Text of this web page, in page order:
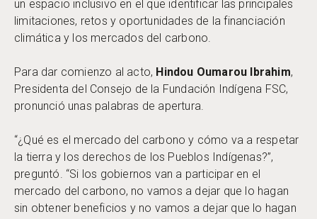
un espacio inclusivo en el que identificar las principales
limitaciones, retos y oportunidades de la financiación
climática y los mercados del carbono.
Para dar comienzo al acto, Hindou Oumarou Ibrahim,
Presidenta del Consejo de la Fundación Indígena FSC,
pronunció unas palabras de apertura.
“¿Qué es el mercado del carbono y cómo va a respetar
la tierra y los derechos de los Pueblos Indígenas?”,
preguntó. “Si los gobiernos van a participar en el
mercado del carbono, no vamos a dejar que lo hagan
sin obtener beneficios y no vamos a dejar que lo hagan